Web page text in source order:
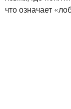
что означает